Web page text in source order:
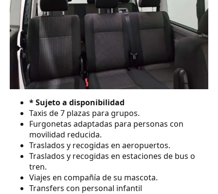
* Sujeto a disponibilidad
Taxis de 7 plazas para grupos.
Furgonetas adaptadas para personas con
movilidad reducida.
Traslados y recogidas en aeropuertos.
Traslados y recogidas en estaciones de bus o
tren.
Viajes en compañía de su mascota.
Transfers con personal infantil